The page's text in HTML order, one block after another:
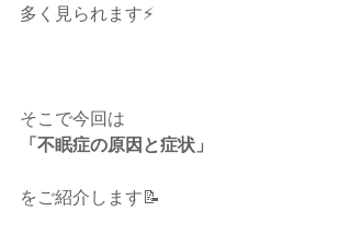
多く見られます⚡️
そこで今回は
「不眠症の原因と症状」
をご紹介します📝